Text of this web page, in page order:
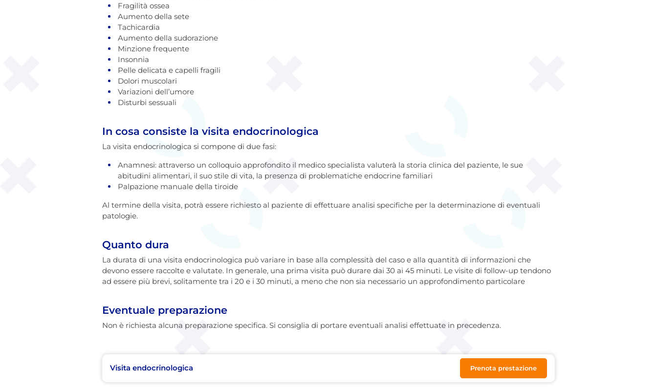
Fragilità ossea
Aumento della sete
Tachicardia
Aumento della sudorazione
Minzione frequente
Insonnia
Pelle delicata e capelli fragili
Dolori muscolari
Variazioni dell’umore
Disturbi sessuali
In cosa consiste la visita endocrinologica
La visita endocrinologica si compone di due fasi:
Anamnesi: attraverso un colloquio approfondito il medico specialista valuterà la storia clinica del paziente, le sue
abitudini alimentari, il suo stile di vita, la presenza di problematiche endocrine familiari
Palpazione manuale della tiroide
Al termine della visita, potrà essere richiesto al paziente di effettuare analisi specifiche per la determinazione di eventuali
patologie.
Quanto dura
La durata di una visita endocrinologica può variare in base alla complessità del caso e alla quantità di informazioni che
devono essere raccolte e valutate. In generale, una prima visita può durare dai 30 ai 45 minuti. Le visite di follow-up tendono
ad essere più brevi, solitamente tra i 20 e i 30 minuti, a meno che non sia necessario un approfondimento particolare
Eventuale preparazione
Non è richiesta alcuna preparazione specifica. Si consiglia di portare eventuali analisi effettuate in precedenza.
Visita endocrinologica Prenota prestazione